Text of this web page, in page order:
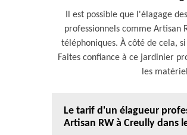
Il est possible que l'élagage
professionnels comme Artisan
téléphoniques. À côté de cela,
Faites confiance à ce jardinier
les
Le tarif d'un élagueur
Artisan RW à Creully dans